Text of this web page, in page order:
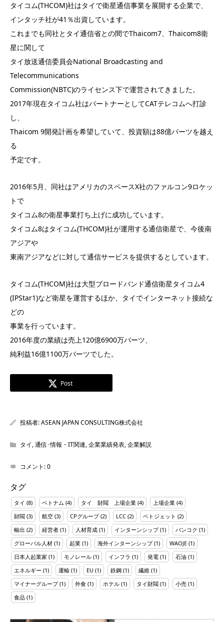
タイコム(THCOM)社はタイで衛星通信事業を展開する企業で、
インタッチ社が41％出資しています。
これまでも同社とタイ通信省との間でThaicom7、Thaicom8衛
星に関して
タイ放送通信委員会National Broadcasting and
Telecommunications
Commission(NBTC)のライセンス下で運営されてきました。
2017年現在タイコム社はパートナーとしてCATテレコムへ打診
し、
Thaicom 9開発計画を希望していて、投資額は88億バーツを越え
る
予定です。
2016年5月、同社はアメリカのスペースX社のファルコン9ロケッ
トで
タイコム8の衛星事業打ち上げに成功しています。
タイコム8はタイコム(THCOM)社が運用する通信衛星で、今後南
アジアや
東南アジアなどに対して通信サービスを提供するとしています。
タイコム(THCOM)社は大型ブロードバンド通信衛星タイコム4
(IPStar1)など衛星を運営するほか、タイでインターネット接続な
どの
事業を行っています。
2016年度の業績は売上120億6900万バーツ、
純利益16億1100万バーツでした。
Post
投稿者:ASEAN JAPAN CONSULTING株式会社
タイ,通信･情報・IT関連,企業業績発表,企業解説
コメント:0
タグ
タイ (8) ベトナム (4) タイ 財閥 上場企業 (4) 上場企業 (4)
財閥 (3) 航空 (3) CPグループ(2) LCC (2) ベトジェット (2)
輸出 (2) 経営者 (1) 人材育成 (1) インターンシップ(1) バンコク (1)
グローバル人材 (1) 起業 (1) 海外インターンシップ(1) WAOJE (1)
日本人起業家 (1) モノレール (1) インフラ (1) 発電 (1) 石油 (1)
エネルギー (1) 運輸 (1) EU (1) 鉄鋼 (1) 繊維 (1)
マイナーグループ(1) 外食 (1) ホテル (1) タイ財閥 (1) 小売 (1)
食品 (1)